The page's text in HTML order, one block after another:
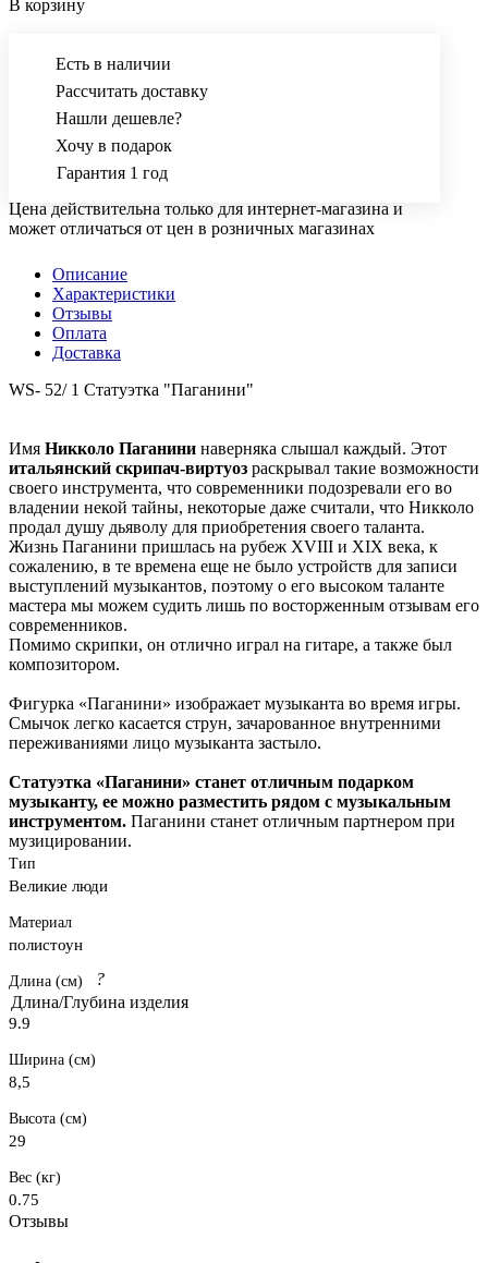
В корзину
Есть в наличии
Рассчитать доставку
Нашли дешевле?
Хочу в подарок
Гарантия 1 год
Цена действительна только для интернет-магазина и
может отличаться от цен в розничных магазинах
Описание
Характеристики
Отзывы
Оплата
Доставка
WS- 52/ 1 Статуэтка "Паганини"
Имя Никколо Паганини наверняка слышал каждый. Этот
итальянский скрипач-виртуоз раскрывал такие возможности
своего инструмента, что современники подозревали его во
владении некой тайны, некоторые даже считали, что Никколо
продал душу дьяволу для приобретения своего таланта.
Жизнь Паганини пришлась на рубеж XVIII и XIX века, к
сожалению, в те времена еще не было устройств для записи
выступлений музыкантов, поэтому о его высоком таланте
мастера мы можем судить лишь по восторженным отзывам его
современников.
Помимо скрипки, он отлично играл на гитаре, а также был
композитором.
Фигурка «Паганини» изображает музыканта во время игры.
Смычок легко касается струн, зачарованное внутренними
переживаниями лицо музыканта застыло.
Статуэтка «Паганини» станет отличным подарком
музыканту, ее можно разместить рядом с музыкальным
инструментом. Паганини станет отличным партнером при
музицировании.
Тип
Великие люди
Материал
полистоун
Длина (см)
?
Длина/Глубина изделия
9.9
Ширина (см)
8,5
Высота (см)
29
Вес (кг)
0.75
Отзывы